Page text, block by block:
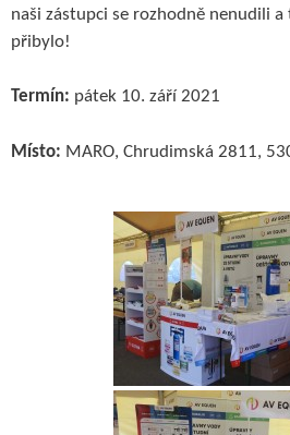
naši zástupci se rozhodně nenudili
přibylo!
Termín: pátek 10. září 2021
Místo: MARO, Chrudimská 2811,